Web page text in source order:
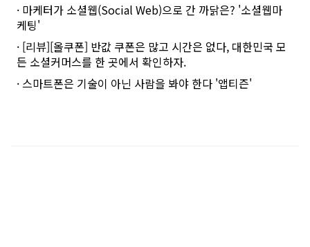
· 마케터가 소셜웹(Social Web)으로 간 까닭은? '소셜웹마
케팅'
· [리뷰][올쿠폰] 반값 쿠폰은 많고 시간은 없다, 대한민국 모
든 소셜커머스를 한 곳에서 확인하자.
· 스마트폰은 기술이 아닌 사람을 봐야 한다 '앱티즌'